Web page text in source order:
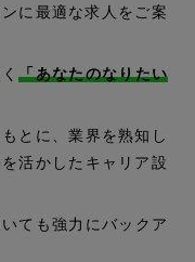
に最適な求人をご案
「あなたのなりたい
とに、業界を熟知し
活かしたキャリア設
ても強力にバックア